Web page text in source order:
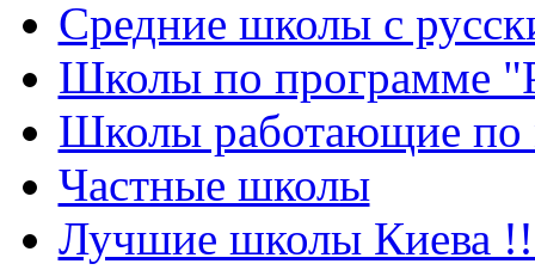
Средние школы с
Школы по программе
Школы работающие по
Частные школы
Лучшие школы Киева